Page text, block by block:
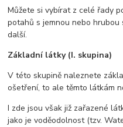
Můžete si vybírat z celé řady
potahů s jemnou nebo
další.
Základní látky (I. skupina)
V této skupině naleznete
ošetření, to ale těmto látkám
I zde jsou však již zařazené
jako je voděodolnost (tzv.